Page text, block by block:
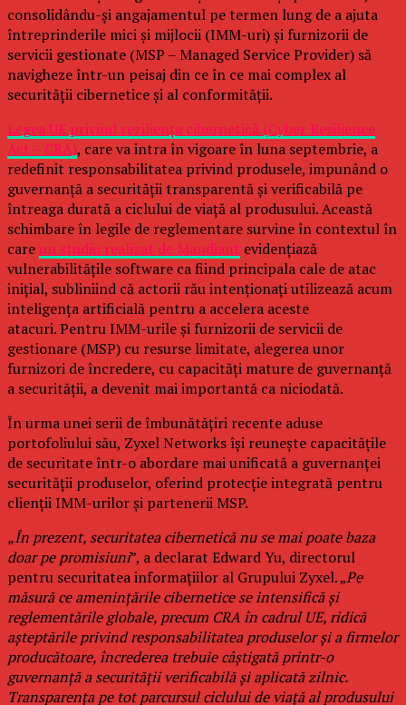
consolidându-și angajamentul pe termen lung de a ajuta
întreprinderile mici și mijlocii (IMM-uri) și furnizorii de
servicii gestionate (MSP – Managed Service Provider) să
navigheze într-un peisaj din ce în ce mai complex al
securității cibernetice și al conformității.
Legea UE privind reziliența cibernetică (Cyber Resilience
Act – CRA), care va intra în vigoare în luna septembrie, a
redefinit responsabilitatea privind produsele, impunând o
guvernanță a securității transparentă și verificabilă pe
întreaga durată a ciclului de viață al produsului. Această
schimbare în legile de reglementare survine în contextul în
careun studiu realizat de Mandiant evidențiază
vulnerabilitățile software ca fiind principala cale de atac
inițial, subliniind că actorii rău intenționați utilizează acum
inteligența artificială pentru a accelera aceste
atacuri. Pentru IMM-urile și furnizorii de servicii de
gestionare (MSP) cu resurse limitate, alegerea unor
furnizori de încredere, cu capacități mature de guvernanță
a securității, a devenit mai importantă ca niciodată.
În urma unei serii de îmbunătățiri recente aduse
portofoliului său, Zyxel Networks își reunește capacitățile
de securitate într-o abordare mai unificată a guvernanței
securității produselor, oferind protecție integrată pentru
clienții IMM-urilor și partenerii MSP.
„În prezent, securitatea cibernetică nu se mai poate baza
doar pe promisiuni”, a declarat Edward Yu, directorul
pentru securitatea informațiilor al Grupului Zyxel. „Pe
măsură ce amenințările cibernetice se intensifică și
reglementările globale, precum CRA în cadrul UE, ridică
așteptările privind responsabilitatea produselor și a firmelor
producătoare, încrederea trebuie câștigată printr-o
guvernanță a securității verificabilă și aplicată zilnic.
Transparența pe tot parcursul ciclului de viață al produsului